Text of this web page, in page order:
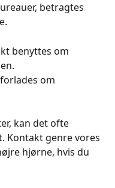
betragtes
benyttes om
om
kan det ofte
Kontakt genre vores
hjørne, hvis du